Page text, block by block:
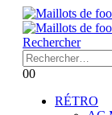
Rechercher
00
RÉTRO